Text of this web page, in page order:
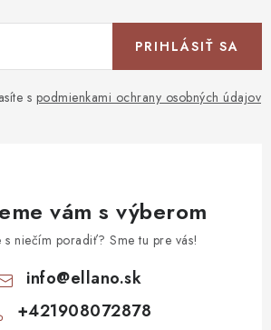
s podmienkami ochrany osobných údajov
PRIHLÁSIŤ SA
vám s výberom
s niečím poradiť? Sme tu pre vás!
info@ellano.sk
+421908072878